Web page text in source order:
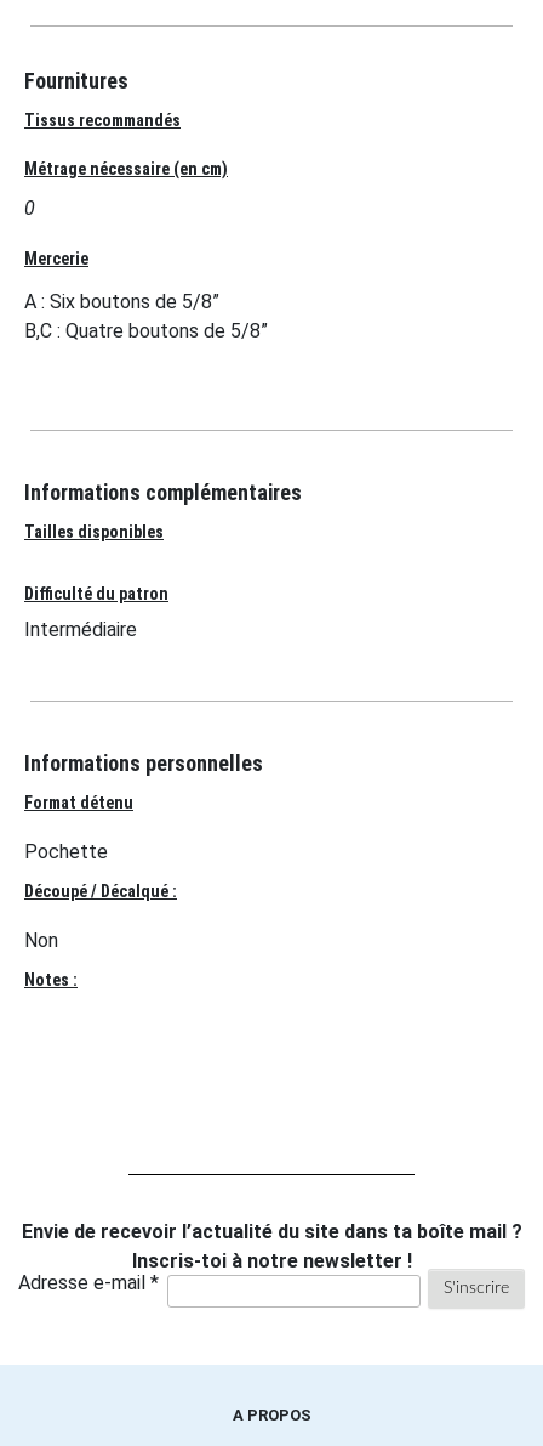
Fournitures
Tissus recommandés
Métrage nécessaire (en cm)
0
Mercerie
A : Six boutons de 5/8”
B,C : Quatre boutons de 5/8”
Informations complémentaires
Tailles disponibles
Difficulté du patron
Intermédiaire
Informations personnelles
Format détenu
Pochette
Découpé / Décalqué :
Non
Notes :
Envie de recevoir l’actualité du site dans ta boîte mail ?
Inscris-toi à notre newsletter !
Adresse e-mail *
A PROPOS